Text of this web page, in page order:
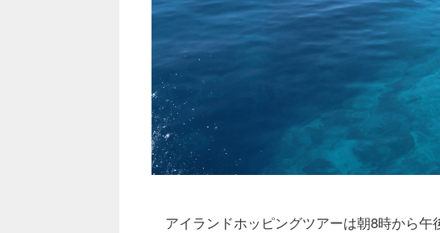
アイランドホッピングツアーは朝8時から午